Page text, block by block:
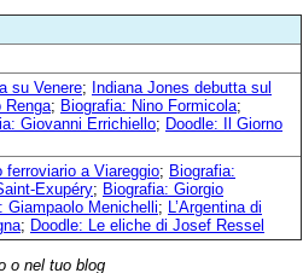
su Venere; Indiana Jones debutta sul
Renga; Biografia: Nino Formicola;
Giovanni Errichiello; Doodle: Il Giorno
ferroviario a Viareggio; Biografia:
Exupéry; Biografia: Giorgio
Giampaolo Menichelli; L’Argentina di
; Doodle: Le eliche di Josef Ressel
o nel tuo blog